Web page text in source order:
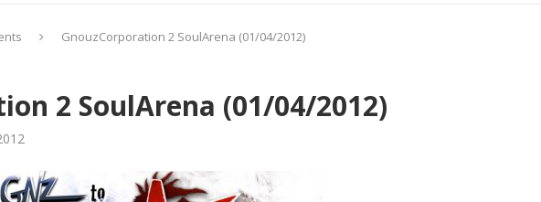
GnouzCorporation 2 SoulArena (01/04/2012)
2 SoulArena (01/04/2012)